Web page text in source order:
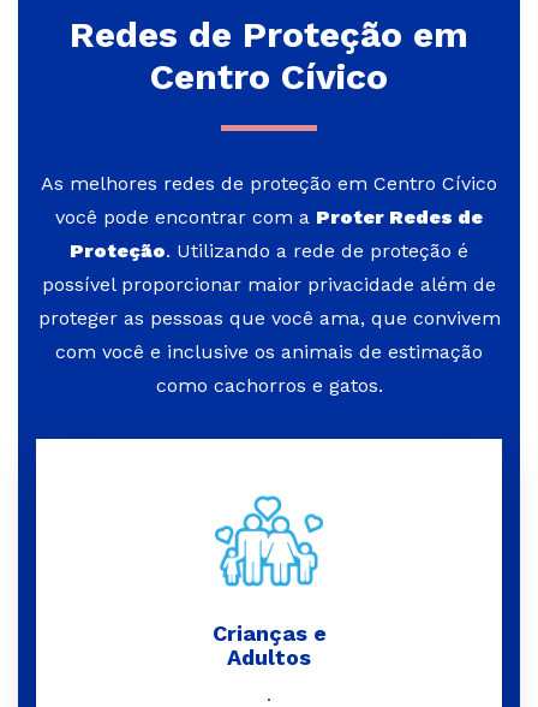
Redes de Proteção em
Centro Cívico
As melhores redes de proteção em Centro Cívico
você pode encontrar com a Proter Redes de
Proteção. Utilizando a rede de proteção é
possível proporcionar maior privacidade além de
proteger as pessoas que você ama, que convivem
com você e inclusive os animais de estimação
como cachorros e gatos.
Crianças e
Adultos
.